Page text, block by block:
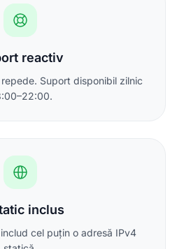
reactiv
Suport disponibil zilnic
inclus
cel puțin o adresă IPv4